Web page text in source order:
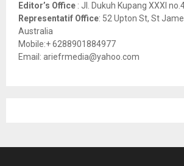
Editor’s Office : Jl. Dukuh Kupang XXXI
Representatif Office: 52 Upton St, St
Australia
Mobile:+ 6288901884977
Email: ariefrmedia@yahoo.com